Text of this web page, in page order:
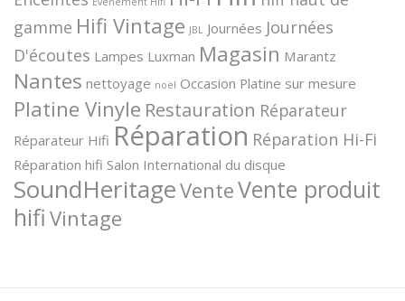
gamme Hifi Vintage JBL Journées Journées
D'écoutes Lampes Luxman Magasin Marantz
Nantes nettoyage noël Occasion Platine sur mesure
Platine Vinyle Restauration Réparateur
Réparateur Hifi Réparation Réparation Hi-Fi
Réparation hifi Salon International du disque
SoundHeritageVenteVente produit
hifi Vintage